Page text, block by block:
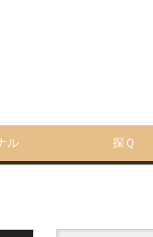
ル 探Ｑ